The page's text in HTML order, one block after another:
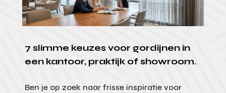
7 slimme keuzes voor gordijnen in
een kantoor, praktijk of showroom.
Ben je op zoek naar frisse inspiratie voor